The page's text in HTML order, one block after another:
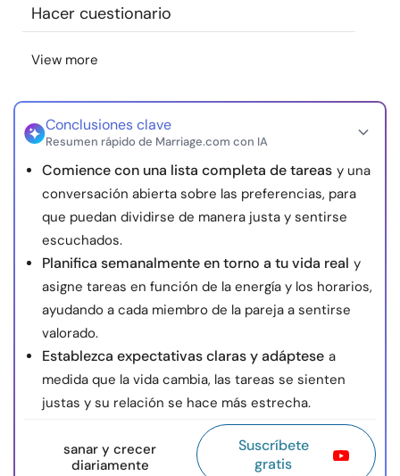
Sobre nosotros
Hacer cuestionario
View more
Conclusiones clave
Resumen rápido de Marriage.com con IA
Comience con una lista completa de tareas y una
conversación abierta sobre las preferencias, para
que puedan dividirse de manera justa y sentirse
escuchados.
Planifica semanalmente en torno a tu vida real y
asigne tareas en función de la energía y los horarios,
ayudando a cada miembro de la pareja a sentirse
valorado.
Establezca expectativas claras y adáptese a
medida que la vida cambia, las tareas se sienten
justas y su relación se hace más estrecha.
sanar y crecer
diariamente
Suscríbete
gratis